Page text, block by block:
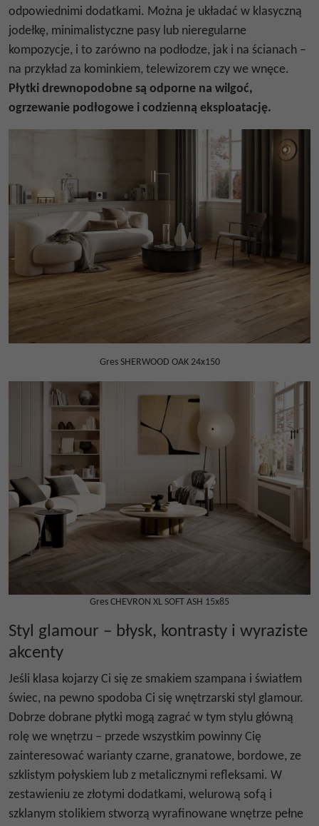
odpowiednimi dodatkami. Można je układać w klasyczną
jodełkę, minimalistyczne pasy lub nieregularne
kompozycje, i to zarówno na podłodze, jak i na ścianach –
na przykład za kominkiem, telewizorem czy we wnęce.
Płytki drewnopodobne są odporne na wilgoć,
ogrzewanie podłogowe i codzienną eksploatację.
Gres SHERWOOD OAK 24x150
Gres CHEVRON XL SOFT ASH 15x85
Styl glamour – błysk, kontrasty i wyraziste
akcenty
Jeśli klasa kojarzy Ci się ze smakiem szampana i światłem
świec, na pewno spodoba Ci się wnętrzarski styl glamour.
Dobrze dobrane płytki mogą zagrać w tym stylu główną
rolę we wnętrzu – przede wszystkim powinny Cię
zainteresować warianty czarne, granatowe, bordowe, ze
szklistym połyskiem lub z metalicznymi refleksami. W
zestawieniu ze złotymi dodatkami, welurową sofą i
szklanym stolikiem stworzą wyrafinowane wnętrze pełne